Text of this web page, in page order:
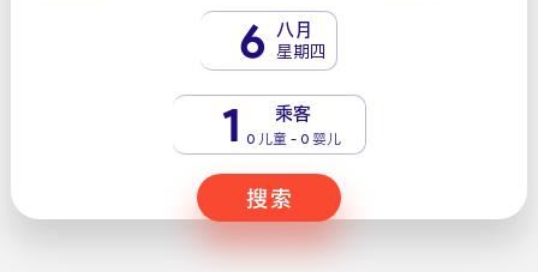
6 八月
星期四
1 乘客
0 儿童 - 0 婴儿
搜索